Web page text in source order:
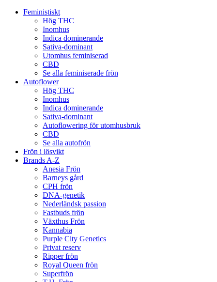
Feministiskt
Hög THC
Inomhus
Indica dominerande
Sativa-dominant
Utomhus feminiserad
CBD
Se alla feminiserade frön
Autoflower
Hög THC
Inomhus
Indica dominerande
Sativa-dominant
Autoflowering för utomhusbruk
CBD
Se alla autofrön
Frön i lösvikt
Brands A-Z
Anesia Frön
Barneys gård
CPH frön
DNA-genetik
Nederländsk passion
Fastbuds frön
Växthus Frön
Kannabia
Purple City Genetics
Privat reserv
Ripper frön
Royal Queen frön
Superfrön